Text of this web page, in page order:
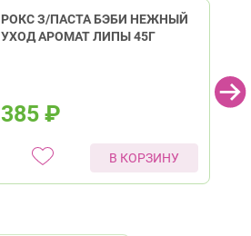
РОКС З/ПАСТА БЭБИ НЕЖНЫЙ
УХОД АРОМАТ ЛИПЫ 45Г
385 ₽
В КОРЗИНУ